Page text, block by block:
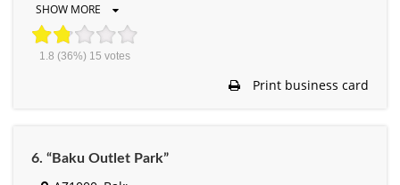
SHOW MORE
1.8 (36%) 15 votes
Print business card
6. “Baku Outlet Park”